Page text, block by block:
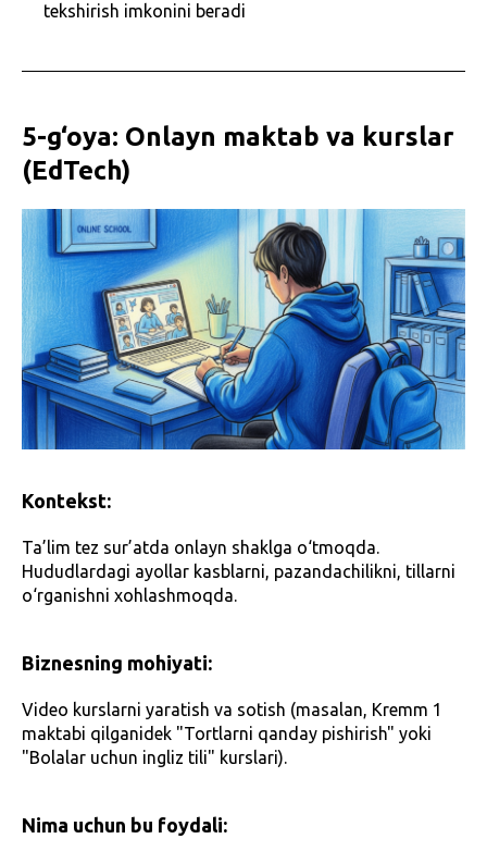
tekshirish imkonini beradi
5-g‘oya: Onlayn maktab va kurslar
(EdTech)
Kontekst:
Ta’lim tez sur’atda onlayn shaklga o‘tmoqda.
Hududlardagi ayollar kasblarni, pazandachilikni, tillarni
o‘rganishni xohlashmoqda.
Biznesning mohiyati:
Video kurslarni yaratish va sotish (masalan, Kremm 1
maktabi qilganidek "Tortlarni qanday pishirish" yoki
"Bolalar uchun ingliz tili" kurslari).
Nima uchun bu foydali: